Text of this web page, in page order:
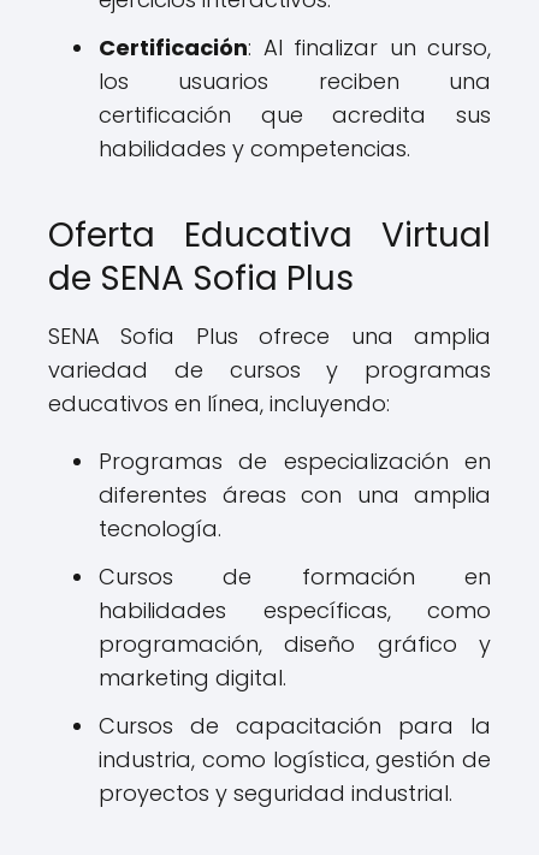
Certificación: Al finalizar un curso,
los usuarios reciben una
certificación que acredita sus
habilidades y competencias.
Oferta Educativa Virtual
de SENA Sofia Plus
SENA Sofia Plus ofrece una amplia
variedad de cursos y programas
educativos en línea, incluyendo:
Programas de especialización en
diferentes áreas con una amplia
tecnología.
Cursos de formación en
habilidades específicas, como
programación, diseño gráfico y
marketing digital.
Cursos de capacitación para la
industria, como logística, gestión de
proyectos y seguridad industrial.